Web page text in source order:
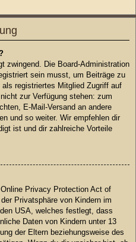
zwingend. Die Board-Administration
sein musst, um Beiträge zu
registriertes Mitglied Zugriff auf
zur Verfügung stehen: zum
E-Mail-Versand an andere
und so weiter. Wir empfehlen dir
ist und dir zahlreiche Vorteile
Privacy Protection Act of
Privatsphäre von Kindern im
USA, welches festlegt, dass
Daten von Kindern unter 13
der Eltern beziehungsweise des